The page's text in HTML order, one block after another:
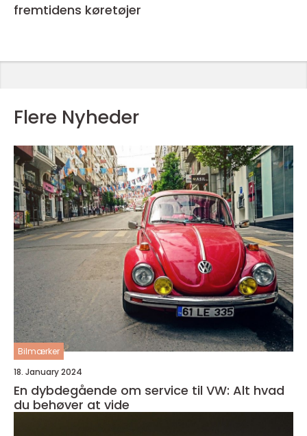
fremtidens køretøjer
Flere Nyheder
Bilmærker
18. January 2024
En dybdegående om service til VW: Alt hvad
du behøver at vide